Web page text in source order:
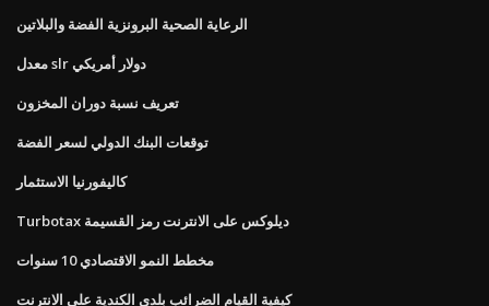
الرعاية الصحية البرونزية الفضة والبلاتين
معدل slr دولار أمريكي
تعريف نسبة دوران المخزون
توقعات البنك الدولي لسعر الفضة
كاليفورنيا الاستثمار
Turbotax ديلوكس على الانترنت رمز القسيمة
مخطط النمو الاقتصادي 10 سنوات
كيفية القيام الضرائب بلدي الكندية على الانترنت